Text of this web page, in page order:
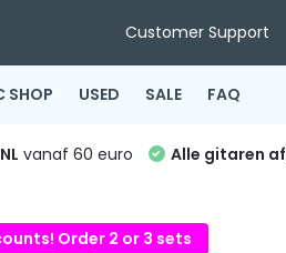
Customer Support
SHOP USED SALE FAQ
vanaf 60 euro Alle gitaren
Order 2 or 3 sets